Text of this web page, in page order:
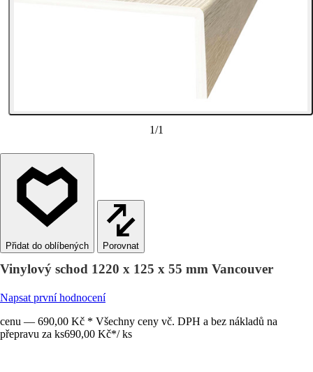
1/1
Porovnat
Vinylový schod 1220 x 125 x 55 mm Vancouver
Napsat první hodnocení
cenu — 690,00 Kč * Všechny ceny vč. DPH a bez nákladů na
přepravu za ks690,00 Kč*/ ks